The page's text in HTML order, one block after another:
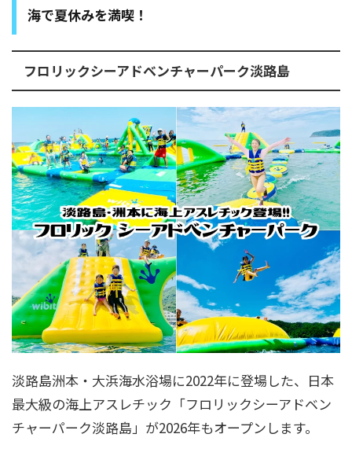
海で夏休みを満喫！
フロリックシーアドベンチャーパーク淡路島
淡路島洲本・大浜海水浴場に2022年に登場した、日本
最大級の海上アスレチック「フロリックシーアドベン
チャーパーク淡路島」が2026年もオープンします。